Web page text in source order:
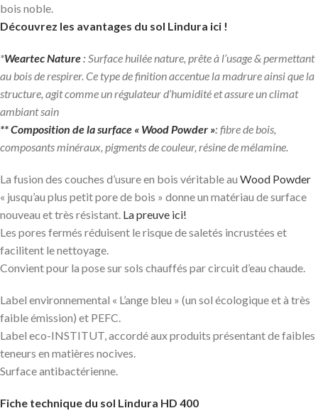
bois noble.
Découvrez les avantages du sol Lindura ici !
*Weartec Nature:Surface huilée nature, prête à l’usage & permettant
au bois de respirer. Ce type de finition accentue la madrure ainsi que la
structure, agit comme un régulateur d’humidité et assure un climat
ambiant sain
** Composition de la surface « Wood Powder »:fibre de bois,
composants minéraux, pigments de couleur, résine de mélamine.
La fusion des couches d’usure en bois véritable au Wood Powder
« jusqu’au plus petit pore de bois » donne un matériau de surface
nouveau et très résistant. La preuve ici!
Les pores fermés réduisent le risque de saletés incrustées et
facilitent le nettoyage.
Convient pour la pose sur sols chauffés par circuit d’eau chaude.
Label environnemental « L’ange bleu » (un sol écologique et à très
faible émission) et PEFC.
Label eco-INSTITUT, accordé aux produits présentant de faibles
teneurs en matières nocives.
Surface antibactérienne.
Fiche technique du sol Lindura HD 400